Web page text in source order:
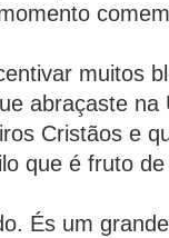
muitos
abraçaste na
Cristãos e
que é fruto
És um